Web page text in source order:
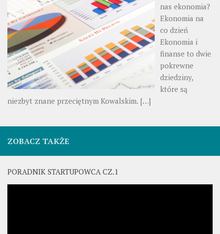
nas ekonomia?
Ekonomia na
co dzień
Ekonomia i
finanse to dwie
pokrewne
dziedziny,
które są
niezbyt znane przeciętnym Kowalskim. […]
ZOBACZ TAKŻE
PORADNIK STARTUPOWCA CZ.1